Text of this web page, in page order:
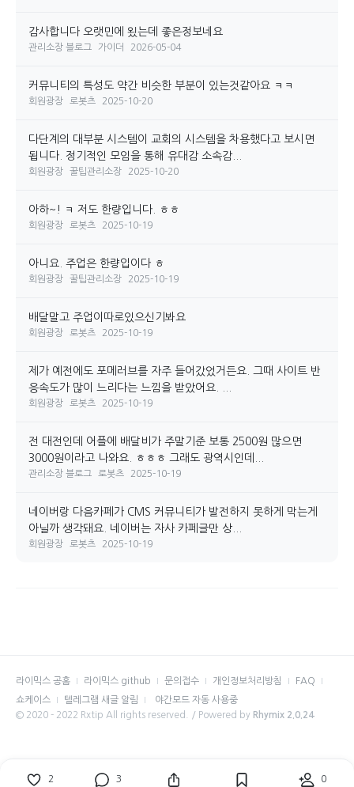
2 3 0
감사합니다 오랫민에 욌는데 좋은정보네요
관리소장 블로그 가이더 2026-05-04
커뮤니티의 특성도 약간 비슷한 부분이 있는것같아요 ㅋㅋ
회원광장 로봇츠 2025-10-20
다단계의 대부분 시스템이 교회의 시스템을 차용했다고 보시면
됩니다. 정기적인 모임을 통해 유대감 소속감...
회원광장 꿀팁관리소장 2025-10-20
아하~! ㅋ 저도 한량입니다. ㅎㅎ
회원광장 로봇츠 2025-10-19
아니요. 주업은 한량입이다 ㅎ
회원광장 꿀팁관리소장 2025-10-19
배달말고 주업이따로있으신기봐요
회원광장 로봇츠 2025-10-19
제가 예전에도 포메러브를 자주 들어갔었거든요. 그때 사이트 반
응속도가 많이 느리다는 느낌을 받았어요. ...
회원광장 로봇츠 2025-10-19
전 대전인데 어플에 배달비가 주말기준 보통 2500원 많으면
3000원이라고 나와요. ㅎㅎㅎ 그래도 광역시인데...
관리소장 블로그 로봇츠 2025-10-19
네이버랑 다음카페가 CMS 커뮤니티가 발전하지 못하게 막는게
아닐까 생각돼요. 네이버는 자사 카페글만 상...
회원광장 로봇츠 2025-10-19
라이믹스 공홈 라이믹스 github 문의접수 개인정보처리방침
FAQ
쇼케이스
텔레그램 새글 알림
야간모드 자동 사용중
© 2020 - 2022 Rxtip All rights reserved. / Powered by Rhymix 2.0.24